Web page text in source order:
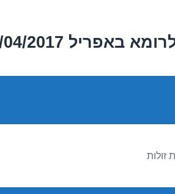
באפריל 15/04/2017
זולות